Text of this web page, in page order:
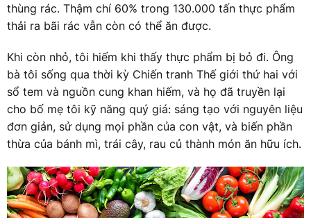
thùng rác. Thậm chí 60% trong 130.000 tấn thực phẩm
thải ra bãi rác vẫn còn có thể ăn được.
Khi còn nhỏ, tôi hiếm khi thấy thực phẩm bị bỏ đi. Ông
bà tôi sống qua thời kỳ Chiến tranh Thế giới thứ hai với
sổ tem và nguồn cung khan hiếm, và họ đã truyền lại
cho bố mẹ tôi kỹ năng quý giá: sáng tạo với nguyên liệu
đơn giản, sử dụng mọi phần của con vật, và biến phần
thừa của bánh mì, trái cây, rau củ thành món ăn hữu ích.